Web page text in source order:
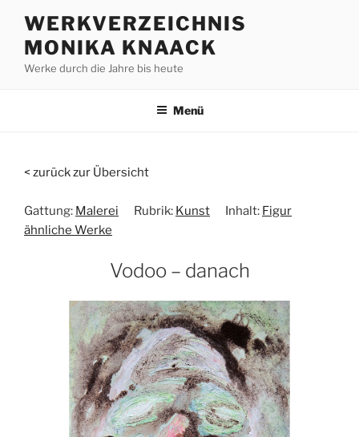
Inhalt
springen
WERKVERZEICHNIS
MONIKA KNAACK
Werke durch die Jahre bis heute
Menü
< zurück zur Übersicht
Gattung: Malerei Rubrik: Kunst Inhalt: Figur
ähnliche Werke
Vodoo – danach